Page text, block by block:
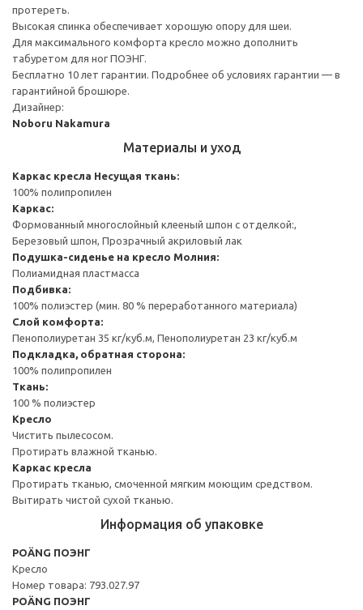
протереть.
Высокая спинка обеспечивает хорошую опору для шеи.
Для максимального комфорта кресло можно дополнить
табуретом для ног ПОЭНГ.
Бесплатно 10 лет гарантии. Подробнее об условиях гарантии — в
гарантийной брошюре.
Дизайнер:
Noboru Nakamura
Материалы и уход
Каркас кресла Несущая ткань:
100% полипропилен
Каркас:
Формованный многослойный клееный шпон с отделкой:,
Березовый шпон, Прозрачный акриловый лак
Подушка-сиденье на кресло Молния:
Полиамидная пластмасса
Подбивка:
100% полиэстер (мин. 80 % переработанного материала)
Слой комфорта:
Пенополиуретан 35 кг/куб.м, Пенополиуретан 23 кг/куб.м
Подкладка, обратная сторона:
100% полипропилен
Ткань:
100 % полиэстер
Кресло
Чистить пылесосом.
Протирать влажной тканью.
Каркас кресла
Протирать тканью, смоченной мягким моющим средством.
Вытирать чистой сухой тканью.
Информация об упаковке
POÄNG ПОЭНГ
Кресло
Номер товара: 793.027.97
POÄNG ПОЭНГ